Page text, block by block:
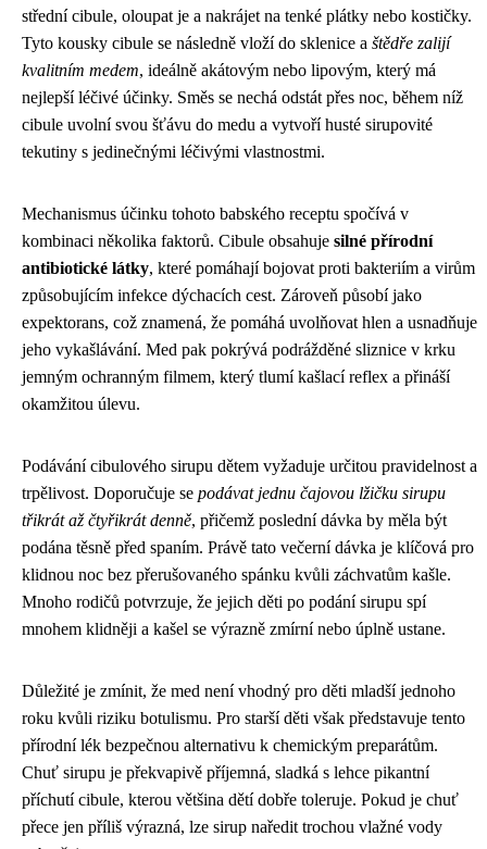
střední cibule, oloupat je a nakrájet na tenké plátky nebo kostičky.
Tyto kousky cibule se následně vloží do sklenice a štědře zalijí
kvalitním medem, ideálně akátovým nebo lipovým, který má
nejlepší léčivé účinky. Směs se nechá odstát přes noc, během níž
cibule uvolní svou šťávu do medu a vytvoří husté sirupovité
tekutiny s jedinečnými léčivými vlastnostmi.
Mechanismus účinku tohoto babského receptu spočívá v
kombinaci několika faktorů. Cibule obsahuje silné přírodní
antibiotické látky, které pomáhají bojovat proti bakteriím a virům
způsobujícím infekce dýchacích cest. Zároveň působí jako
expektorans, což znamená, že pomáhá uvolňovat hlen a usnadňuje
jeho vykašlávání. Med pak pokrývá podrážděné sliznice v krku
jemným ochranným filmem, který tlumí kašlací reflex a přináší
okamžitou úlevu.
Podávání cibulového sirupu dětem vyžaduje určitou pravidelnost a
trpělivost. Doporučuje se podávat jednu čajovou lžičku sirupu
třikrát až čtyřikrát denně, přičemž poslední dávka by měla být
podána těsně před spaním. Právě tato večerní dávka je klíčová pro
klidnou noc bez přerušovaného spánku kvůli záchvatům kašle.
Mnoho rodičů potvrzuje, že jejich děti po podání sirupu spí
mnohem klidněji a kašel se výrazně zmírní nebo úplně ustane.
Důležité je zmínit, že med není vhodný pro děti mladší jednoho
roku kvůli riziku botulismu. Pro starší děti však představuje tento
přírodní lék bezpečnou alternativu k chemickým preparátům.
Chuť sirupu je překvapivě příjemná, sladká s lehce pikantní
příchutí cibule, kterou většina dětí dobře toleruje. Pokud je chuť
přece jen příliš výrazná, lze sirup naředit trochou vlažné vody